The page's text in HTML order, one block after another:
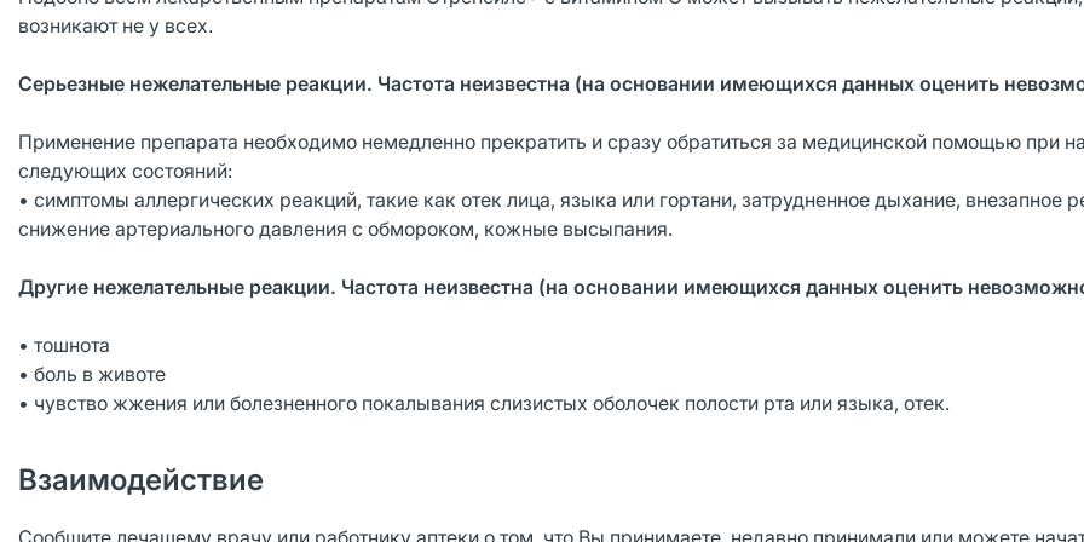
возникают не у всех.
Серьезные нежелательные реакции. Частота неизвестна (на основании имеющихся данных оценить
Применение препарата необходимо немедленно прекратить и сразу обратиться за медицинской помощью при
следующих состояний:
• симптомы аллергических реакций, такие как отек лица, языка или гортани, затрудненное дыхание, внезапное
снижение артериального давления с обмороком, кожные высыпания.
Другие нежелательные реакции. Частота неизвестна (на основании имеющихся данных оценить
• тошнота
• боль в животе
• чувство жжения или болезненного покалывания слизистых оболочек полости рта или языка, отек.
Взаимодействие
Сообщите лечащему врачу или работнику аптеки о том, что Вы принимаете, недавно принимали или можете